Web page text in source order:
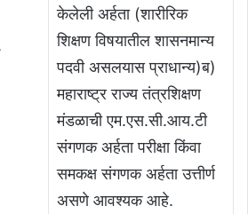
केलेली अर्हता (शारीरिक
शिक्षण विषयातील शासनमान्य
पदवी असलयास प्राधान्य)ब)
महाराष्ट्र राज्य तंत्रशिक्षण
मंडळाची एम.एस.सी.आय.टी
संगणक अर्हता परीक्षा किंवा
समकक्ष संगणक अर्हता उत्तीर्ण
असणे आवश्यक आहे.